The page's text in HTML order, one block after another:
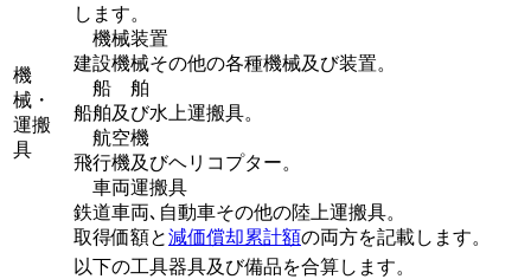
機
械・
運搬
具
します。
機械装置
建設機械その他の各種機械及び装置。
船 舶
船舶及び水上運搬具。
航空機
飛行機及びヘリコプター。
車両運搬具
鉄道車両､自動車その他の陸上運搬具。
取得価額と減価償却累計額の両方を記載します。
以下の工具器具及び備品を合算します。